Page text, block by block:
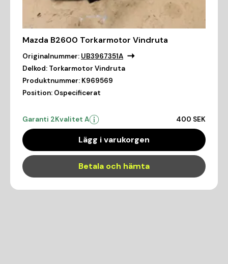
Mazda B2600 Torkarmotor Vindruta
Originalnummer: UB3967351A
Delkod: Torkarmotor Vindruta
Produktnummer: K969569
Position: Ospecificerat
Garanti 2Kvalitet A 400 SEK
Lägg i varukorgen
Betala och hämta